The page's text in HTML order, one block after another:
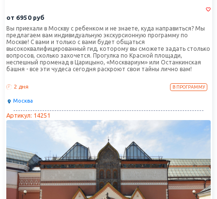
от 6950 руб
Вы приехали в Москву с ребенком и не знаете, куда направиться? Мы
предлагаем вам индивидуальную экскурсионную программу по
Москве! С вами и только с вами будет общаться
высококвалифицированный гид, которому вы сможете задать столько
вопросов, сколько захочется. Прогулка по Красной площади,
неспешный променад в Царицыно, «Москвариум» или Останкинская
башня - все эти чудеса сегодня раскроют свои тайны лично вам!
2 дня В ПРОГРАММУ
Москва
Артикул: 14251